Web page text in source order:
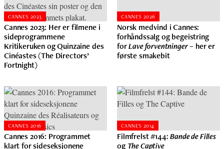
CANNES 2023
Cannes 2023: Her er filmene i
sideprogrammene
Kritikeruken og Quinzaine des
Cinéastes (The Directors’
Fortnight)
CANNES 2026
Norsk medvind i Cannes:
forhåndssalg og begeistring
forLave forventninger– her er
første smakebit
CANNES 2016
Cannes 2016: Programmet
klart for sideseksjonene
CANNES 2014
Filmfrelst #144:Bande de Filles
ogThe Captive